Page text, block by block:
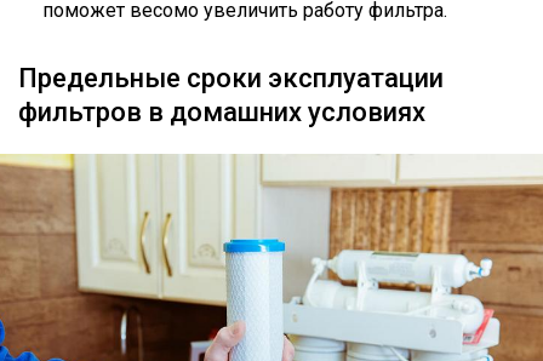
поможет весомо увеличить работу фильтра.
Предельные сроки эксплуатации
фильтров в домашних условиях